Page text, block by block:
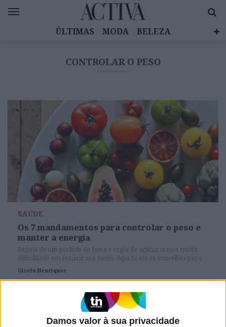
Damos valor à sua privacidade
ÚLTIMAS MODA
BELEZA
EMOÇÕES
MULHERES INSPIRADORAS
CONTROLAR O PESO
SAÚDE
Os 7 mandamentos para controlar o peso e
manter a energia
Depois de um período de festa e orgia de açúcar, temos muita
dificuldade em resistir aos doces. Aqui ficam os conselhos para
seguir no dia a dia da deusa da glicose do Instagram, aka Glucose
Goddess. Segundo ela, pondo em prática este truques evita que
tenha picos de açúcar no sangue, pode comer o que mais gosta,
perder ou controlar o peso e estar com energia.
Gisela Henriques